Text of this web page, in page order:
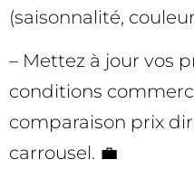
(saisonnalité,
– Mettez à jour vos
conditions
comparaison prix
carrousel. 💼